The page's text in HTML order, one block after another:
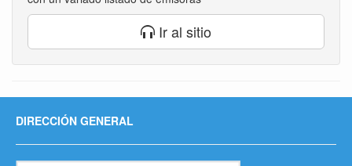
Ir al sitio
DIRECCIÓN GENERAL